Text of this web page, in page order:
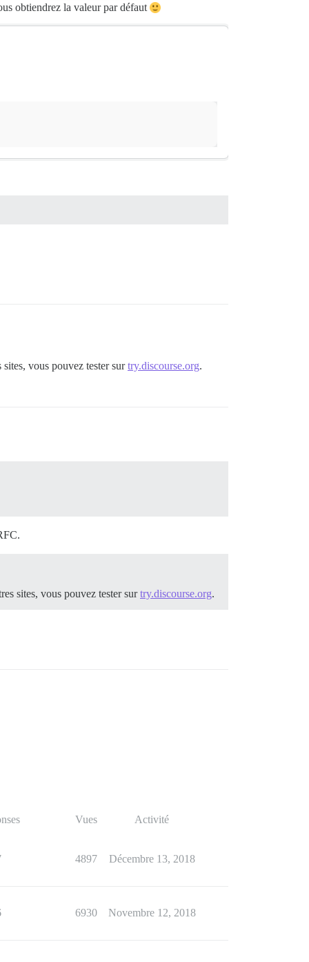
obtiendrez la valeur par défaut
vous pouvez tester surtry.discourse.org.
sites, vous pouvez tester surtry.discourse.org.
Vues Activité
4897 Décembre 13, 2018
6930 Novembre 12, 2018